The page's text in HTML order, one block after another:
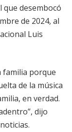
desembocó
de 2024, al
Luis
familia porque
de la música
en verdad.
dijo